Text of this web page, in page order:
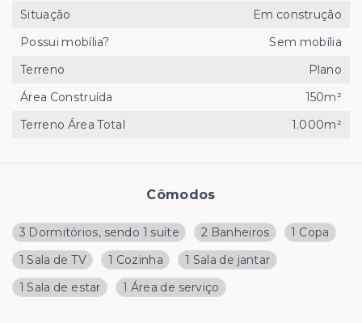
Cômodos
3 Dormitórios, sendo 1 suíte 2 Banheiros
1 Copa
1 Sala de TV
1 Cozinha
1 Sala de jantar
1 Sala de estar
1 Área de serviço
Situação
Em construção
Possui mobília?
Sem mobília
Terreno
Plano
Área Construída
150m²
Terreno Área Total
1.000m²